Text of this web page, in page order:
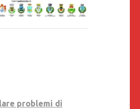
problemi di